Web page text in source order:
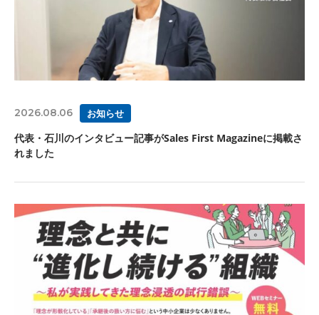
2026.08.06 お知らせ
代表・石川のインタビュー記事がSales First Magazineに掲載さ
れました